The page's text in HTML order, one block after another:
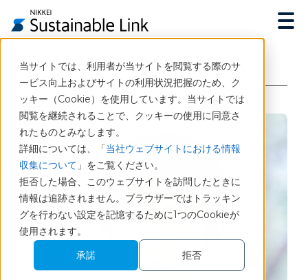
当サイトでは、利用者が当サイトを閲覧する際のサ
ービス向上およびサイトの利用状況把握のため、ク
ッキー（Cookie）を使用しています。当サイトでは
閲覧を継続されることで、クッキーの使用に同意さ
れたものとみなします。
詳細については、「当社ウェブサイトにおける情報
収集について 」をご覧ください。
拒否した場合、このウェブサイトを訪問したときに
情報は追跡されません。ブラウザーではトラッキン
グを行わない設定を記憶するために1つのCookieが
使用されます。
承諾
拒否
日経サステナブルリンクでESG関連リスクの可視化を